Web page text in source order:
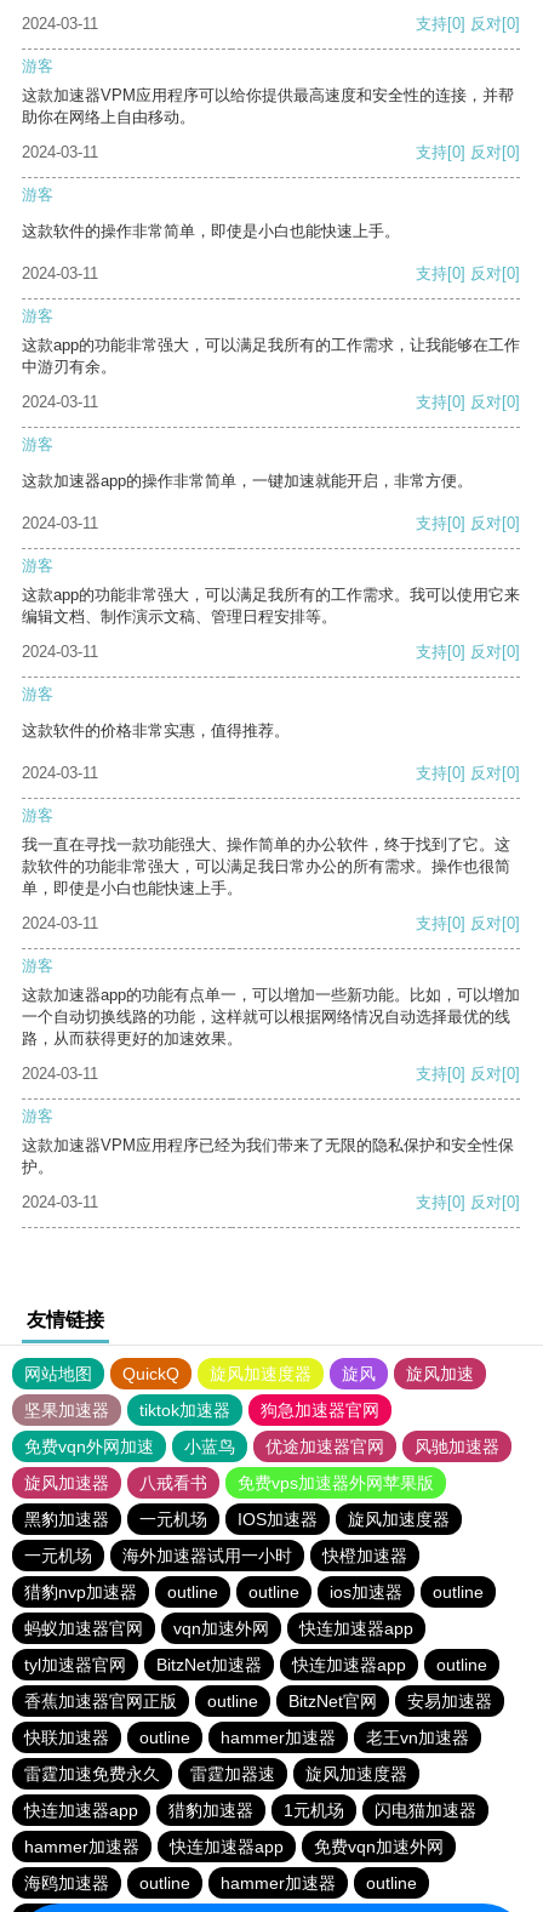
2024-03-11
支持[0] 反对[0]
游客
这款加速器VPM应用程序可以给你提供最高速度和安全性的连接，并帮
助你在网络上自由移动。
2024-03-11
支持[0] 反对[0]
游客
这款软件的操作非常简单，即使是小白也能快速上手。
2024-03-11 支持[0] 反对[0]
游客
这款app的功能非常强大，可以满足我所有的工作需求，让我能够在工作
中游刃有余。
2024-03-11
支持[0] 反对[0]
游客
这款加速器app的操作非常简单，一键加速就能开启，非常方便。
2024-03-11 支持[0] 反对[0]
游客
这款app的功能非常强大，可以满足我所有的工作需求。我可以使用它来
编辑文档、制作演示文稿、管理日程安排等。
2024-03-11
支持[0] 反对[0]
游客
这款软件的价格非常实惠，值得推荐。
2024-03-11 支持[0] 反对[0]
游客
我一直在寻找一款功能强大、操作简单的办公软件，终于找到了它。这
款软件的功能非常强大，可以满足我日常办公的所有需求。操作也很简
单，即使是小白也能快速上手。
2024-03-11
支持[0] 反对[0]
游客
这款加速器app的功能有点单一，可以增加一些新功能。比如，可以增加
一个自动切换线路的功能，这样就可以根据网络情况自动选择最优的线
路，从而获得更好的加速效果。
2024-03-11
支持[0] 反对[0]
游客
这款加速器VPM应用程序已经为我们带来了无限的隐私保护和安全性保
护。
2024-03-11
支持[0] 反对[0]
友情链接
网站地图 QuickQ 旋风加速度器 旋风
旋风加速
坚果加速器
tiktok加速器
狗急加速器官网
免费vqn外网加速
小蓝鸟 优途加速器官网
风驰加速器
旋风加速器
八戒看书
免费vps加速器外网苹果版
黑豹加速器
一元机场 IOS加速器
旋风加速度器
一元机场
海外加速器试用一小时
快橙加速器
猎豹nvp加速器
outline outline ios加速器
outline
蚂蚁加速器官网
vqn加速外网
快连加速器app
tyl加速器官网
BitzNet加速器 快连加速器app
outline
香蕉加速器官网正版
outline BitzNet官网
安易加速器
快联加速器
outline hammer加速器
老王vn加速器
雷霆加速免费永久
雷霆加器速
旋风加速度器
快连加速器app
猎豹加速器 1元机场
闪电猫加速器
hammer加速器
快连加速器app
免费vqn加速外网
海鸥加速器
outline hammer加速器
outline